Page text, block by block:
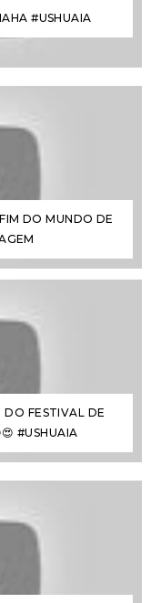
#USHUAIA
DO MUNDO DE
FESTIVAL DE
#USHUAIA